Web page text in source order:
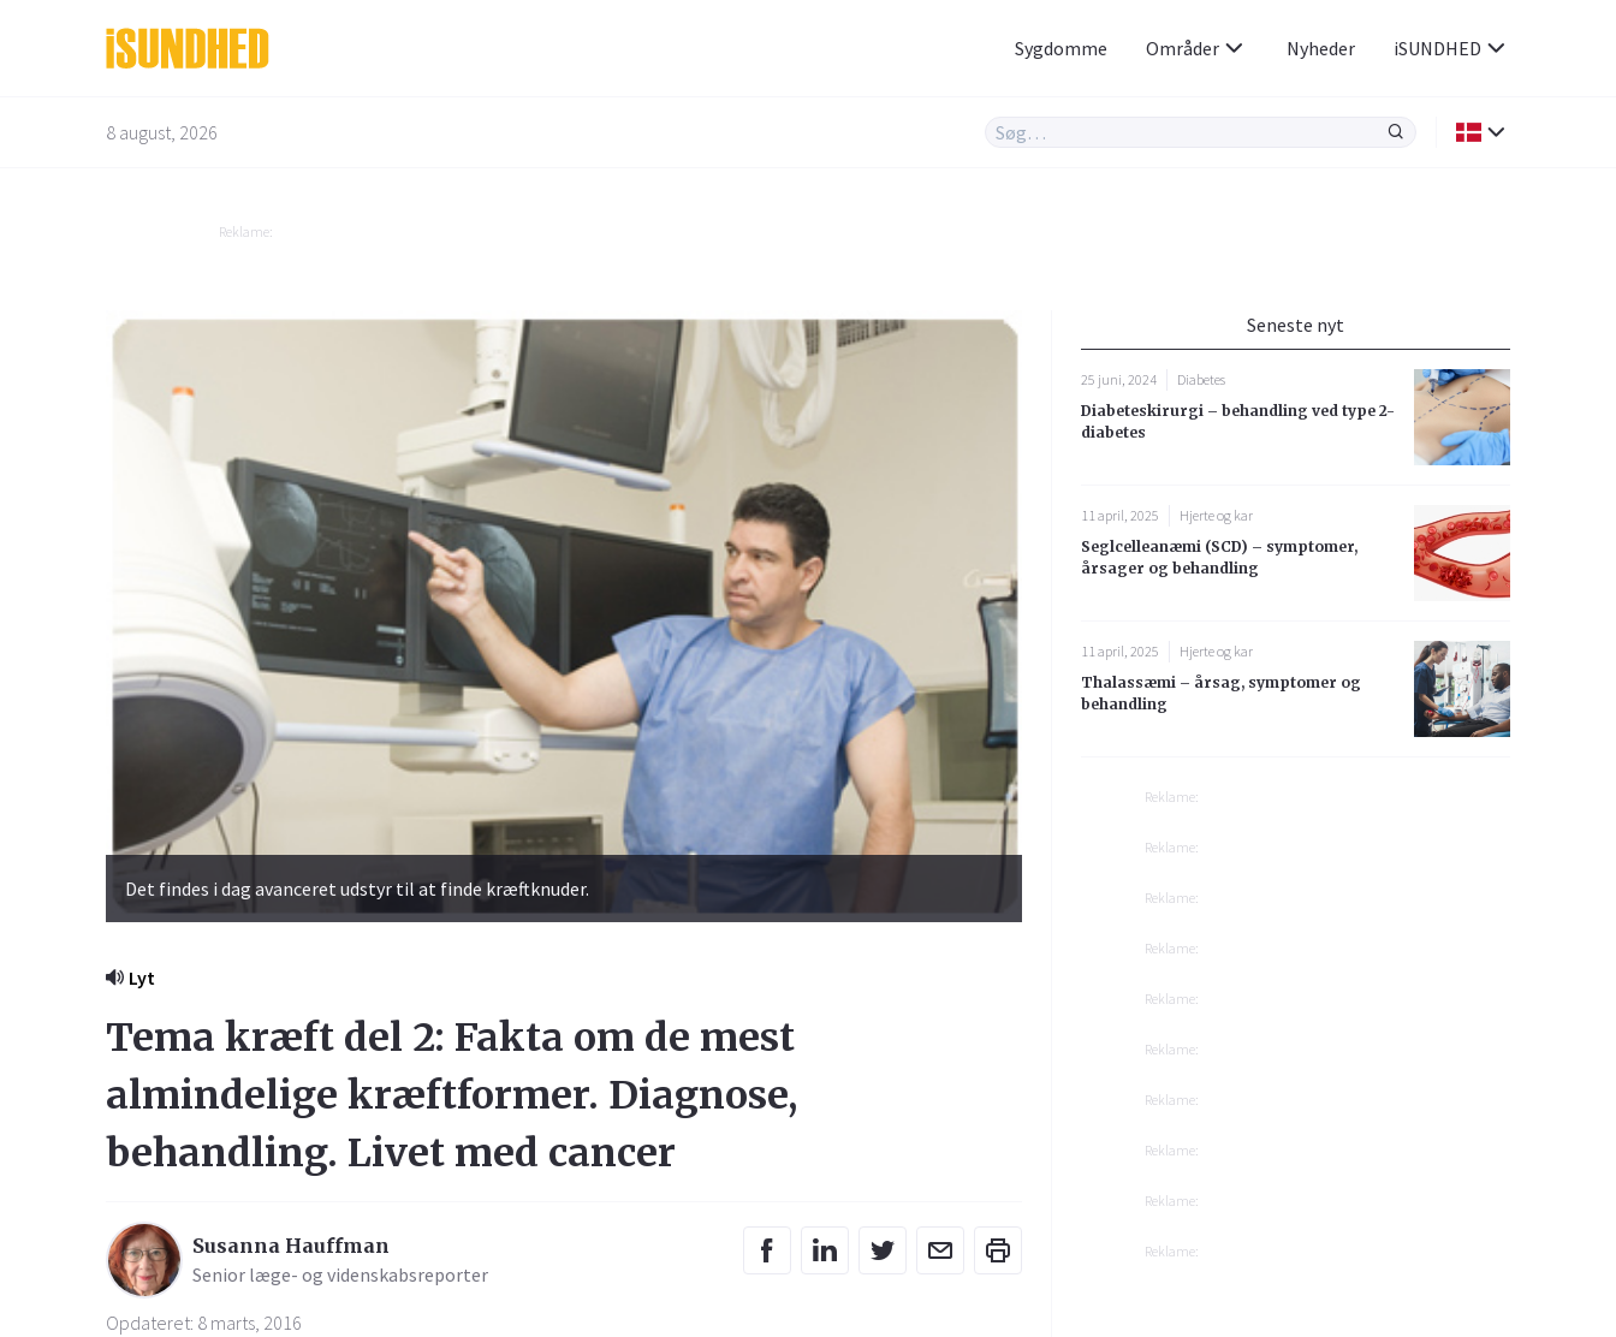
Sygdomme Områder
Børn og graviditet
Mandens helbred
Rygeafvænning Øjne og ører
Nyheder iSUNDHED
8 august, 2026
Reklame:
Det findes i dag avanceret udstyr til at finde kræftknuder.
Lyt
Tema kræft del 2: Fakta om de mest
almindelige kræftformer. Diagnose,
behandling. Livet med cancer
Susanna Hauffman
Senior læge- og videnskabsreporter
Opdateret: 8 marts, 2016
Seneste nyt
25 juni, 2024
Diabetes
Diabeteskirurgi – behandling ved type 2-
diabetes
11 april, 2025
Hjerte og kar
Seglcelleanæmi (SCD) – symptomer,
årsager og behandling
11 april, 2025
Hjerte og kar
Thalassæmi – årsag, symptomer og
behandling
Reklame:
Reklame:
Reklame:
Reklame:
Reklame:
Reklame:
Reklame:
Reklame:
Reklame:
Reklame: